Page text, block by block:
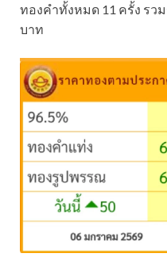
ทองคำทั้งหมด 11 ครั้ง รว
บาท